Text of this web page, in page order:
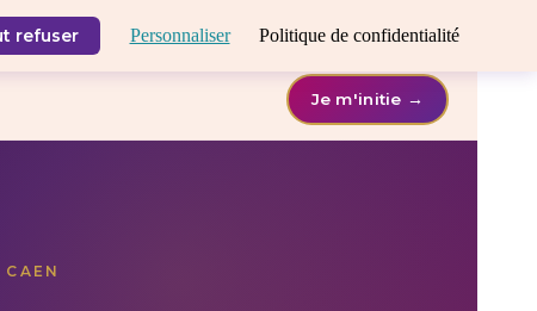
refuser Personnaliser Politique de confidentialité
Je m'initie →